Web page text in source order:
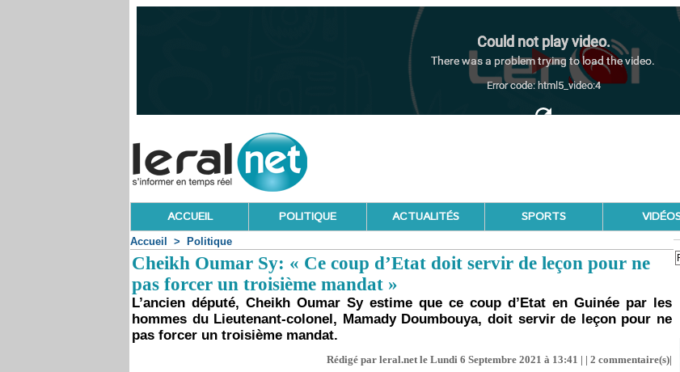
ACCUEIL POLITIQUE ACTUALITÉS SPORTS
Accueil > Politique
Cheikh Oumar Sy: « Ce coup d’Etat doit servir de leçon pour ne
pas forcer un troisième mandat »
L’ancien député, Cheikh Oumar Sy estime que ce coup d’Etat en Guinée par les
hommes du Lieutenant-colonel, Mamady Doumbouya, doit servir de leçon pour ne
pas forcer un troisième mandat.
Rédigé par leral.net le Lundi 6 Septembre 2021 à 13:41 | | 2 commentaire(s)|